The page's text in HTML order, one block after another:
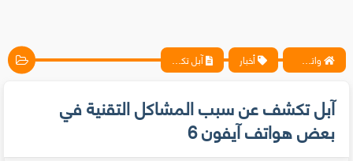
واتس آب ، فيسبوك ، أنترنت ، شروحات تقنية حصرية - المحترف أخبار آبل تكشف عن سبب المشاكل التقنية في بعض هواتف آيفون 6
آبل تكشف عن سبب المشاكل التقنية في
بعض هواتف آيفون 6